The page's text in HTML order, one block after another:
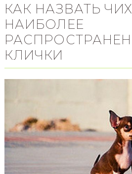
КАК НАЗВАТЬ
НАИБОЛЕЕ
КЛИЧКИ